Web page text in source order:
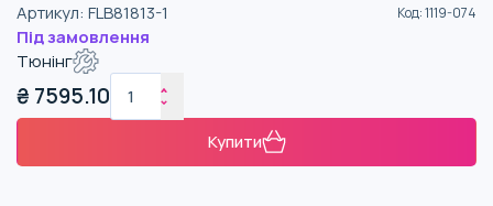
Артикул: FLB81813-1 Код:1119-074
Під замовлення
Тюнінг
₴ 7595.10
Купити